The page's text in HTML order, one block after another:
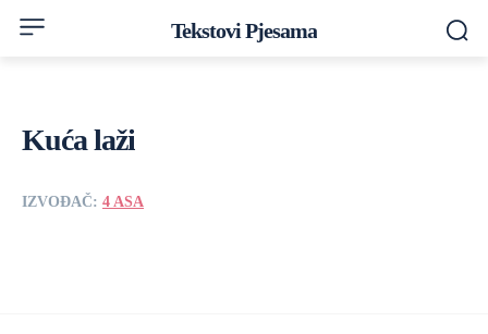
Tekstovi Pjesama
Kuća laži
IZVOĐAČ: 4 ASA